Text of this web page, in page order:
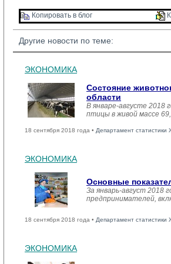
Копировать в блог
Другие новости по теме:
ЭКОНОМИКА
Состояние
области
В январе-августе 2018
птицы в живой массе
18 сентября 2018 года • Департамент статистики
ЭКОНОМИКА
Основные
За январь-август 2018
предпринимателей,
18 сентября 2018 года • Департамент статистики
ЭКОНОМИКА